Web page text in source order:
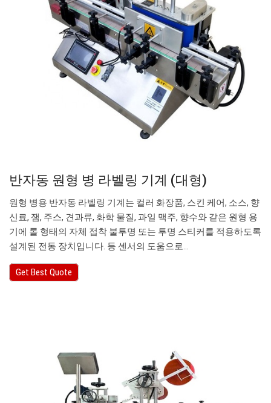
반자동 원형 병 라벨링 기계 (대형)
원형 병용 반자동 라벨링 기계는 컬러 화장품, 스킨 케어, 소스, 향
신료, 잼, 주스, 견과류, 화학 물질, 과일 맥주, 향수와 같은 원형 용
기에 롤 형태의 자체 접착 불투명 또는 투명 스티커를 적용하도록
설계된 전동 장치입니다. 등 센서의 도움으로…
Get Best Quote